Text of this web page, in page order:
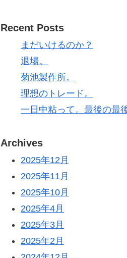
Recent Posts
まだいけるのか？
退場。
菊池製作所。
理想のトレード。
一日中粘って。最後の最
Archives
2025年12月
2025年11月
2025年10月
2025年4月
2025年3月
2025年2月